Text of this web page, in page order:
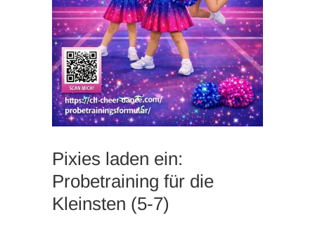
Pixies laden ein:
Probetraining für die
Kleinsten (5-7)